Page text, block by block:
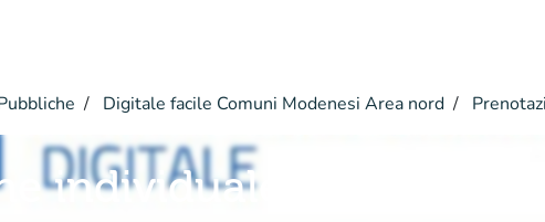
Digitale facile Comuni Modenesi Area nord
individuale